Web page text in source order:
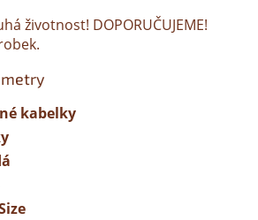
životnost! DOPORUČUJEME!
kabelky